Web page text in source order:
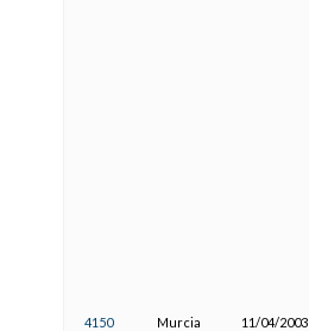
4150 Murcia 11/04/2003